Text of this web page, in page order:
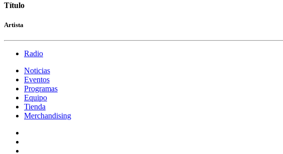
Título
Artista
Radio
Noticias
Eventos
Programas
Equipo
Tienda
Merchandising